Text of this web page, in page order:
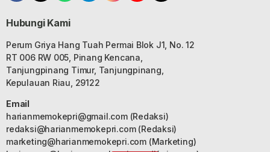
Hubungi Kami
Perum Griya Hang Tuah Permai Blok J1, No. 12
RT 006 RW 005, Pinang Kencana,
Tanjungpinang Timur, Tanjungpinang,
Kepulauan Riau, 29122
Email
harianmemokepri@gmail.com(Redaksi)
redaksi@harianmemokepri.com(Redaksi)
marketing@harianmemokepri.com(Marketing)